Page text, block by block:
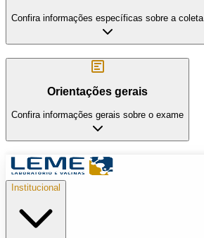
Confira informações específicas sobre a coleta
Orientações gerais
Confira informações gerais sobre o exame
Institucional